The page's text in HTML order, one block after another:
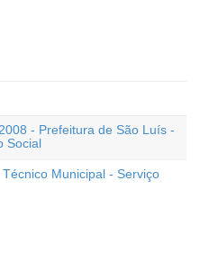
- Prefeitura de São Luís -
Social
Municipal - Serviço